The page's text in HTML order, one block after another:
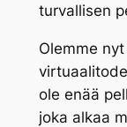
turvallisen
Olemme
ole enää
joka alkaa